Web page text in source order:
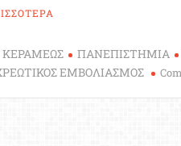
ΚΕΡΑΜΕΩΣ ΠΑΝΕΠΙΣΤΗΜΙΑ
ΕΜΒΟΛΙΑΣΜΟΣ